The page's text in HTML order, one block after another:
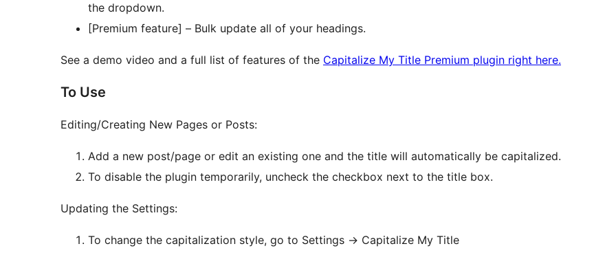
the dropdown.
[Premium feature] – Bulk update all of your headings.
See a demo video and a full list of features of the Capitalize My Title Premium plugin right here.
To Use
Editing/Creating New Pages or Posts:
Add a new post/page or edit an existing one and the title will automatically be capitalized.
To disable the plugin temporarily, uncheck the checkbox next to the title box.
Updating the Settings:
To change the capitalization style, go to Settings -> Capitalize My Title